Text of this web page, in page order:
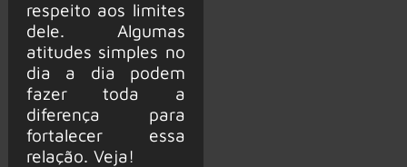
respeito aos limites
dele. Algumas
atitudes simples no
dia a dia podem
fazer toda a
diferença para
fortalecer essa
relação. Veja!